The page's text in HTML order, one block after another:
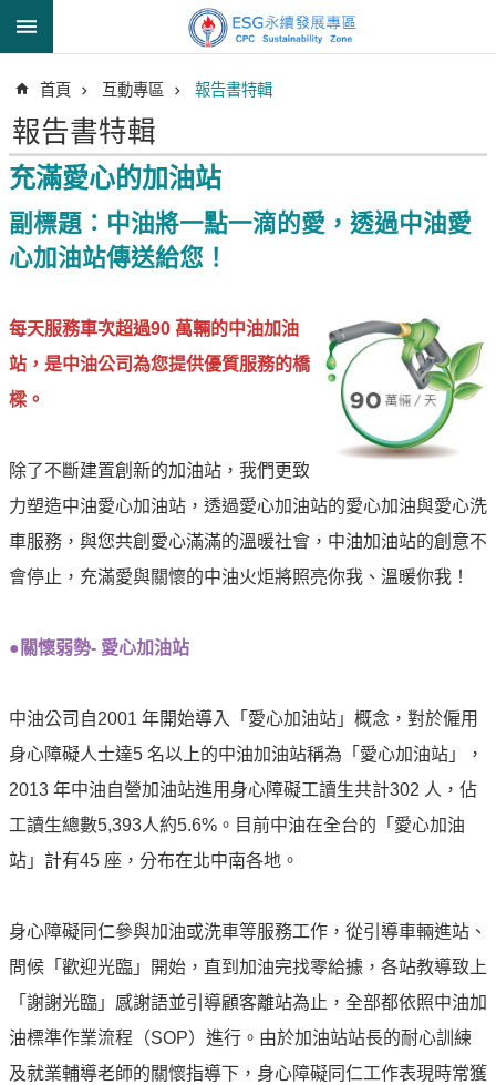
跳到主要內容區塊
階
搜
尋
透
明
油
信
治
信
譽
油
品
神
零
中
油
色
守
友
愛
中
油
深
耕
首頁 互動專區 報告書特輯
報告書特輯
充滿愛心的加油站
副標題：中油將一點一滴的愛，透過中油愛
心加油站傳送給您！
每天服務車次超過90 萬輛的中油加油
站，是中油公司為您提供優質服務的橋
樑。
除了不斷建置創新的加油站，我們更致
力塑造中油愛心加油站，透過愛心加油站的愛心加油與愛心洗
車服務，與您共創愛心滿滿的溫暖社會，中油加油站的創意不
會停止，充滿愛與關懷的中油火炬將照亮你我、溫暖你我！
●關懷弱勢- 愛心加油站
中油公司自2001 年開始導入「愛心加油站」概念，對於僱用
身心障礙人士達5 名以上的中油加油站稱為「愛心加油站」，
2013 年中油自營加油站進用身心障礙工讀生共計302 人，佔
工讀生總數5,393人約5.6%。目前中油在全台的「愛心加油
站」計有45 座，分布在北中南各地。
身心障礙同仁參與加油或洗車等服務工作，從引導車輛進站、
問候「歡迎光臨」開始，直到加油完找零給據，各站教導致上
「謝謝光臨」感謝語並引導顧客離站為止，全部都依照中油加
油標準作業流程（SOP）進行。由於加油站站長的耐心訓練
及就業輔導老師的關懷指導下，身心障礙同仁工作表現時常獲